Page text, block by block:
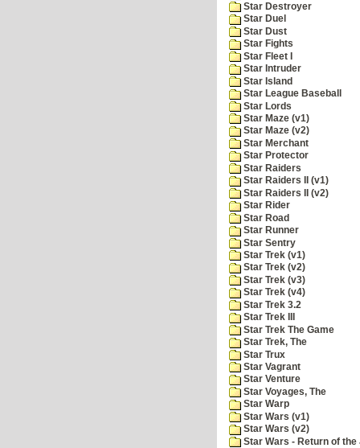
Star Destroyer
Star Duel
Star Dust
Star Fights
Star Fleet I
Star Intruder
Star Island
Star League Baseball
Star Lords
Star Maze (v1)
Star Maze (v2)
Star Merchant
Star Protector
Star Raiders
Star Raiders II (v1)
Star Raiders II (v2)
Star Rider
Star Road
Star Runner
Star Sentry
Star Trek (v1)
Star Trek (v2)
Star Trek (v3)
Star Trek (v4)
Star Trek 3.2
Star Trek III
Star Trek The Game
Star Trek, The
Star Trux
Star Vagrant
Star Venture
Star Voyages, The
Star Warp
Star Wars (v1)
Star Wars (v2)
Star Wars - Return of